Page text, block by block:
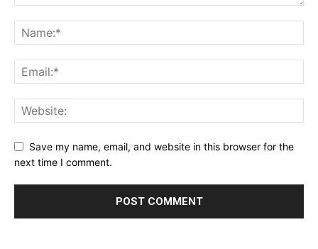
Save my name, email, and website in this browser for the
next time I comment.